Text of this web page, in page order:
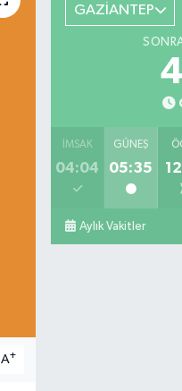
A+
GAZİANTEP
İMSAK
04:04
GÜNEŞ
05:35
Aylık Vakitler